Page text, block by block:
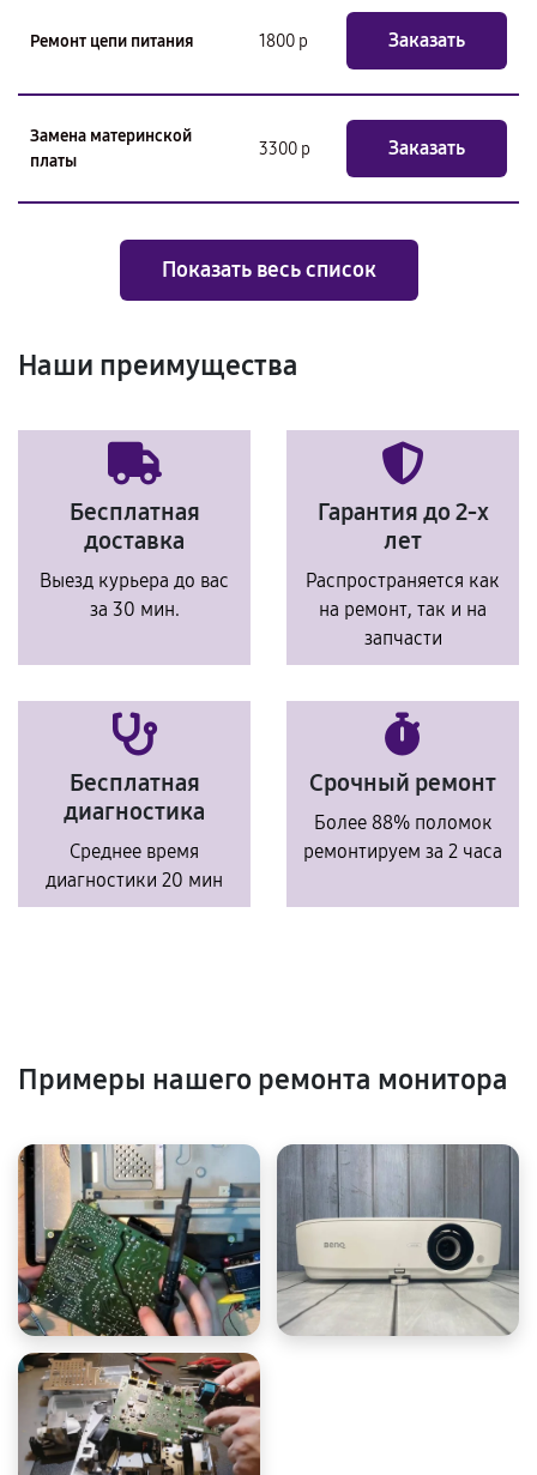
Ремонт цепи питания 1800 р Заказать
Замена материнской
платы
3300 р Заказать
Показать весь список
Наши преимущества
Бесплатная
доставка
Выезд курьера до вас
за 30 мин.
Гарантия до 2-х
лет
Распространяется как
на ремонт, так и на
запчасти
Бесплатная
диагностика
Среднее время
диагностики 20 мин
Срочный ремонт
Более 88% поломок
ремонтируем за 2 часа
Примеры нашего ремонта монитора